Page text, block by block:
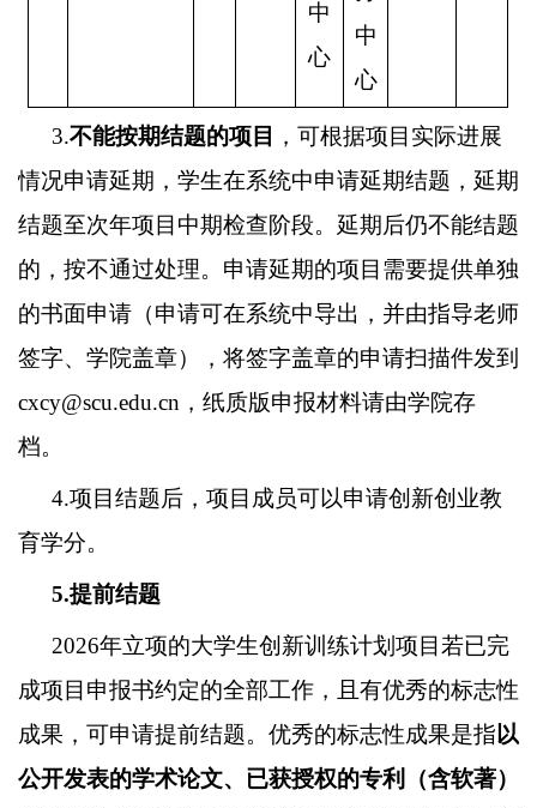
中
心
中
心
3.不能按期结题的项目
，可根据项目实际进展
情况申请延期，学生在系统中申请延期结题，延期
结题至次年项目中期检查阶段。延期后仍不能结题
的，按不通过处理。申请延期的项目需要提供单独
的书面申请（申请可在系统中导出，并由指导老师
签字、学院盖章），将签字盖章的申请扫描件发到
cxcy@scu.edu.cn ，纸质版申报材料请由学院存
档。
4.项目结题后，项目成员可以申请创新创业教
育学分。
5.提前结题
2026年立项的大学生创新训练计划项目若已完
成项目申报书约定的全部工作，且有优秀的标志性
成果，可申请提前结题。优秀的标志性成果是指 以
公开发表的学术论文、已获授权的专利（含软著）